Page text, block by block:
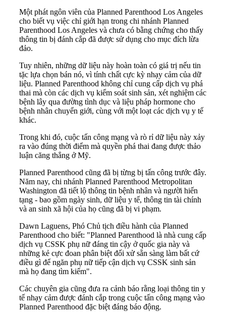
Một phát ngôn viên của Planned Parenthood Los Angeles
cho biết vụ việc chỉ giới hạn trong chi nhánh Planned
Parenthood Los Angeles và chưa có bằng chứng cho thấy
thông tin bị đánh cắp đã được sử dụng cho mục đích lừa
đảo.
Tuy nhiên, những dữ liệu này hoàn toàn có giá trị nếu tin
tặc lựa chọn bán nó, vì tính chất cực kỳ nhạy cảm của dữ
liệu. Planned Parenthood không chỉ cung cấp dịch vụ phá
thai mà còn các dịch vụ kiểm soát sinh sản, xét nghiệm các
bệnh lây qua đường tình dục và liệu pháp hormone cho
bệnh nhân chuyển giới, cùng với một loạt các dịch vụ y tế
khác.
Trong khi đó, cuộc tấn công mạng và rò rỉ dữ liệu này xảy
ra vào đúng thời điểm mà quyền phá thai đang được thảo
luận căng thẳng ở Mỹ.
Planned Parenthood cũng đã bị từng bị tấn công trước đây.
Năm nay, chi nhánh Planned Parenthood Metropolitan
Washington đã tiết lộ thông tin bệnh nhân và người hiến
tạng - bao gồm ngày sinh, dữ liệu y tế, thông tin tài chính
và an sinh xã hội của họ cũng đã bị vi phạm.
Dawn Laguens, Phó Chủ tịch điều hành của Planned
Parenthood cho biết: "Planned Parenthood là nhà cung cấp
dịch vụ CSSK phụ nữ đáng tin cậy ở quốc gia này và
những kẻ cực đoan phân biệt đối xử sẵn sàng làm bất cứ
điều gì để ngăn phụ nữ tiếp cận dịch vụ CSSK sinh sản
mà họ đang tìm kiếm".
Các chuyên gia cũng đưa ra cảnh báo rằng loại thông tin y
tế nhạy cảm được đánh cắp trong cuộc tấn công mạng vào
Planned Parenthood đặc biệt đáng báo động.